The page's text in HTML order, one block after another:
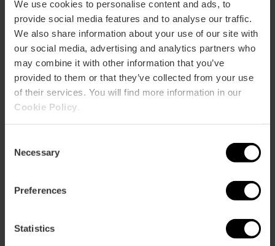
We use cookies to personalise content and ads, to
provide social media features and to analyse our traffic.
We also share information about your use of our site with
our social media, advertising and analytics partners who
may combine it with other information that you’ve
provided to them or that they’ve collected from your use
of their services. You will find more information in our
Cookie Policy
Selection
Necessary
Preferences
Statistics
Bus
27, 81,
Calle de la Lonja, 2, 46001 Valencia, València,
España